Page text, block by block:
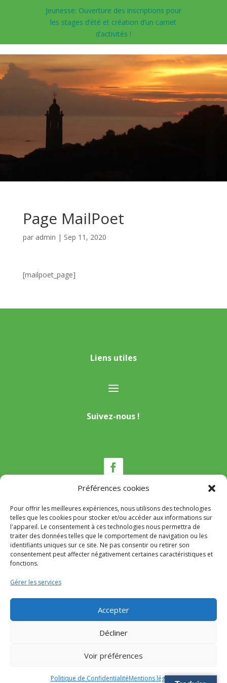
Préférences cookies
Pour offrir les meilleures expériences, nous utilisons des technologies
telles que les cookies pour stocker et/ou accéder aux informations sur
l'appareil. Le consentement à ces technologies nous permettra de
traiter des données telles que le comportement de navigation ou les
identifiants uniques sur ce site. Ne pas consentir ou retirer son
consentement peut affecter négativement certaines caractéristiques et
fonctions.
Gérer les services
Accepter
Décliner
Voir préférences
Politique de ConfidentialitéMentions légales
Jeunesse: Ouverture des inscriptions pour
les stages d’été et création d’un carnet
d’activités !
Page MailPoet
par admin | Sep 11, 2020
[mailpoet_page]
Liens utiles
Suivez-nous !
Nous contacter
Tél : 04 95 22 80 53
Mail: mairie@appietto.corsica
Adresse :164 strada Lt Toussaint Gozzi 20167
© 2024 Mairie d’Appietto – RéalisationSITEC –
–Politique de confidentialité